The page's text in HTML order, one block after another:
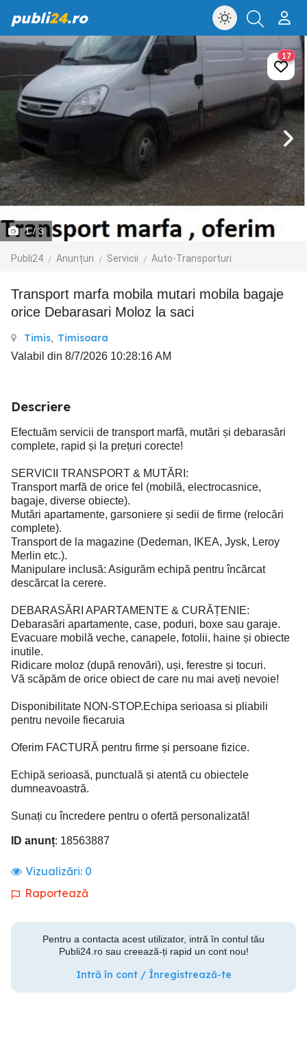
publi24.ro
1/ 3
Publi24 Anunțuri Servicii Auto-Transporturi
17
Transport marfa mobila mutari mobila bagaje
orice Debarasari Moloz la saci
Timis, Timisoara
Valabil din 8/7/2026 10:28:16 AM
Descriere
Efectuăm servicii de transport marfă, mutări și debarasări
complete, rapid și la prețuri corecte!
SERVICII TRANSPORT & MUTĂRI:
Transport marfă de orice fel (mobilă, electrocasnice,
bagaje, diverse obiecte).
Mutări apartamente, garsoniere și sedii de firme (relocări
complete).
Transport de la magazine (Dedeman, IKEA, Jysk, Leroy
Merlin etc.).
Manipulare inclusă: Asigurăm echipă pentru încărcat
descărcat la cerere.
DEBARASĂRI APARTAMENTE & CURĂȚENIE:
Debarasări apartamente, case, poduri, boxe sau garaje.
Evacuare mobilă veche, canapele, fotolii, haine și obiecte
inutile.
Ridicare moloz (după renovări), uși, ferestre și tocuri.
Vă scăpăm de orice obiect de care nu mai aveți nevoie!
Disponibilitate NON-STOP.Echipa serioasa si pliabili
pentru nevoile fiecaruia
Oferim FACTURĂ pentru firme și persoane fizice.
Echipă serioasă, punctuală și atentă cu obiectele
dumneavoastră.
Sunați cu încredere pentru o ofertă personalizată!
ID anunț: 18563887
Vizualizări: 0
Raportează
Pentru a contacta acest utilizator, intră în contul tău
Publi24.ro sau creează-ți rapid un cont nou!
Intră în cont / Înregistrează-te